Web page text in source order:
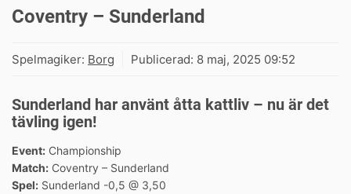
Coventry – Sunderland
Spelmagiker: Borg Publicerad: 8 maj, 2025 09:52
Sunderland har använt åtta kattliv – nu är det
tävling igen!
Event: Championship
Match: Coventry – Sunderland
Spel: Sunderland -0,5 @ 3,50